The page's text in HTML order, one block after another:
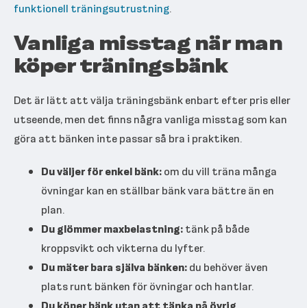
funktionell träningsutrustning.
Vanliga misstag när man
köper träningsbänk
Det är lätt att välja träningsbänk enbart efter pris eller
utseende, men det finns några vanliga misstag som kan
göra att bänken inte passar så bra i praktiken.
Du väljer för enkel bänk:om du vill träna många
övningar kan en ställbar bänk vara bättre än en
plan.
Du glömmer maxbelastning:tänk på både
kroppsvikt och vikterna du lyfter.
Du mäter bara själva bänken:du behöver även
plats runt bänken för övningar och hantlar.